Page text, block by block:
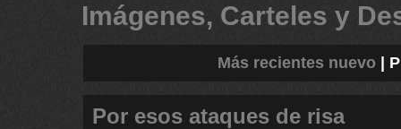
Imágenes, Carteles y
Más recientes nuevo
Por esos ataques de risa